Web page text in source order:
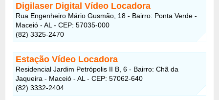
Digilaser Digital Vídeo Locadora
Rua Engenheiro Mário Gusmão, 18 - Bairro: Ponta Verde -
Maceió - AL - CEP: 57035-000
(82) 3325-2470
Estação Vídeo Locadora
Residencial Jardim Petrópolis II B, 6 - Bairro: Chã da
Jaqueira - Maceió - AL - CEP: 57062-640
(82) 3332-2404